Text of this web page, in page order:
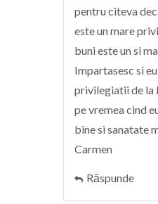
pentru citeva
este un mare
buni este un si
Impartasesc si
privilegiatii de la
pe vremea cind
bine si sanatate
Carmen
Răspunde